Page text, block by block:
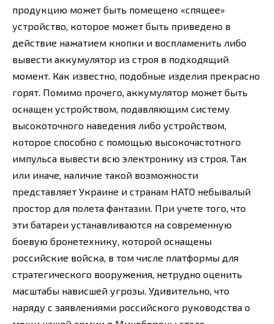
продукцию может быть помещено «спящее»
устройство, которое может быть приведено в
действие нажатием кнопки и воспламенить либо
вывести аккумулятор из строя в подходящий
момент. Как известно, подобные изделия прекрасно
горят. Помимо прочего, аккумулятор может быть
оснащен устройством, подавляющим систему
высокоточного наведения либо устройством,
которое способно с помощью высокочастотного
импульса вывести всю электронику из строя. Так
или иначе, наличие такой возможности
представляет Украине и странам НАТО небывалый
простор для полета фантазии. При учете того, что
эти батареи устанавливаются на современную
боевую бронетехнику, которой оснащены
российские войска, в том числе платформы для
стратегического вооружения, нетрудно оценить
масштабы нависшей угрозы. Удивительно, что
наряду с заявлениями российского руководства о